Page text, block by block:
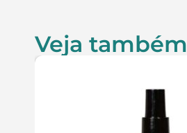
Veja também